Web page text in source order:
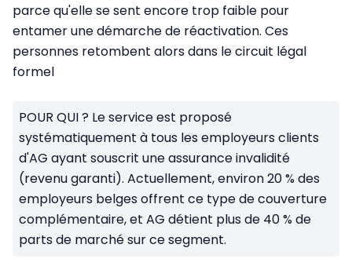
parce qu'elle se sent encore trop faible pour
entamer une démarche de réactivation. Ces
personnes retombent alors dans le circuit légal
formel
POUR QUI ? Le service est proposé
systématiquement à tous les employeurs clients
d'AG ayant souscrit une assurance invalidité
(revenu garanti). Actuellement, environ 20 % des
employeurs belges offrent ce type de couverture
complémentaire, et AG détient plus de 40 % de
parts de marché sur ce segment.